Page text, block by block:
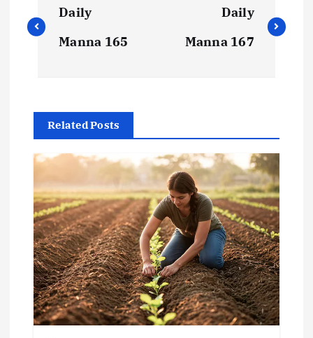
Daily
Manna 165
Daily
Manna 167
Related Posts